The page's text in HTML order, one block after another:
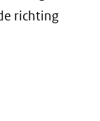
richting